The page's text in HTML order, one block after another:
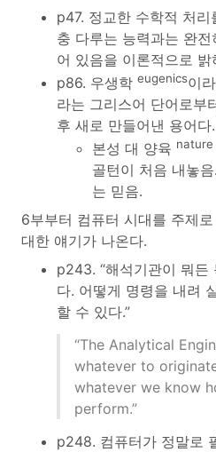
p47. 정교한 수학적 처
충 다루는 능력과는 완
어 있음을 이론적으로 밝
p86. 우생학 eugenics이
라는 그리스어 단어로부
후 새로 만들어낸 용어다.
본성 대 양육
골턴이 처음 내놓
는 믿음.
6부부터 컴퓨터 시대를 주제
대한 얘기가 나온다.
p243. “해석기관이 뭐든
다. 어떻게 명령을 내려
할 수 있다.”
“The Analytical
whatever to
whatever we know
perform.”
p248. 컴퓨터가 정말로